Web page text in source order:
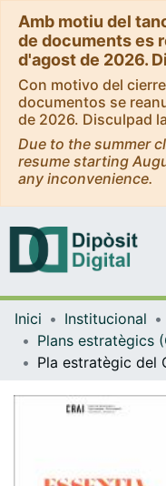
Amb motiu del
de documents es
d'agost de 2026.
Con motivo del
documentos se
de 2026. Disculpad
Due to the summer
resume starting
any inconvenience.
Inici Institucional